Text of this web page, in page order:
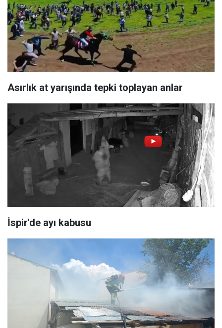
Asırlık at yarışında tepki toplayan anlar
İspir'de ayı kabusu